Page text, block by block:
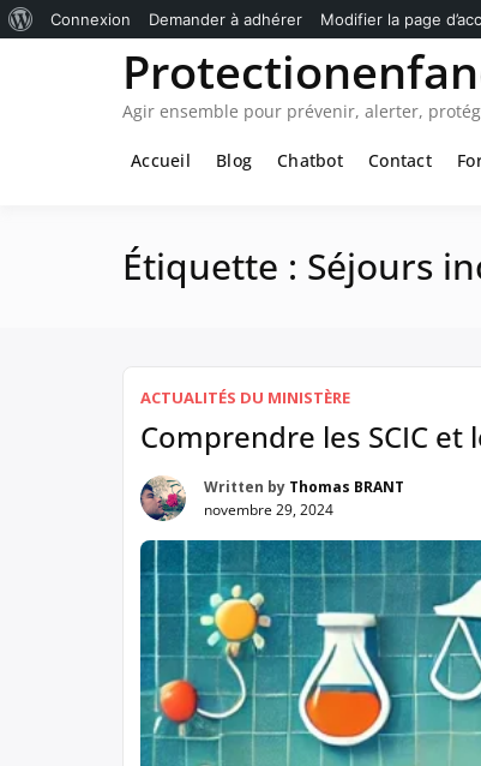
Agir ensemble pour prévenir, alerter,
Accueil Blog Chatbot Contact
Étiquette : Séjours
ACTUALITÉS DU MINISTÈRE
Comprendre les SCIC
Written by Thomas BRANT
novembre 29, 2024
Connexion Demander à adhérer Modifier la page